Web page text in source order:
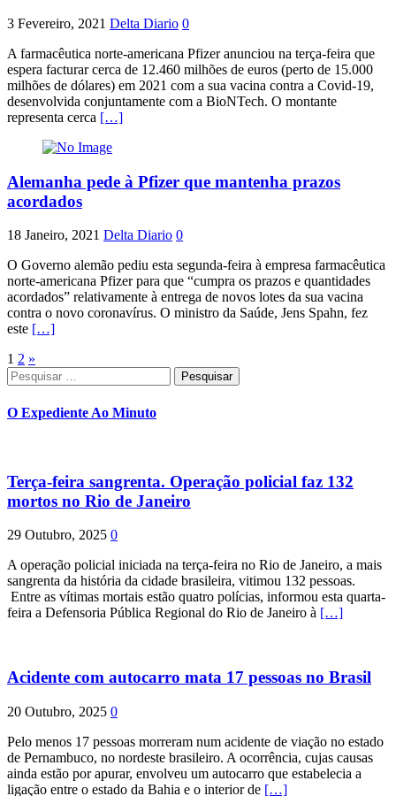
3 Fevereiro, 2021 Delta Diario 0
A farmacêutica norte-americana Pfizer anunciou na terça-feira que
espera facturar cerca de 12.460 milhões de euros (perto de 15.000
milhões de dólares) em 2021 com a sua vacina contra a Covid-19,
desenvolvida conjuntamente com a BioNTech. O montante
representa cerca […]
Alemanha pede à Pfizer que mantenha prazos
acordados
18 Janeiro, 2021 Delta Diario 0
O Governo alemão pediu esta segunda-feira à empresa farmacêutica
norte-americana Pfizer para que “cumpra os prazos e quantidades
acordados” relativamente à entrega de novos lotes da sua vacina
contra o novo coronavírus. O ministro da Saúde, Jens Spahn, fez
este […]
Paginação
dos
conteúdos
1 2 »
Pesquisar
por:
O Expediente Ao Minuto
Terça-feira sangrenta. Operação policial faz 132
mortos no Rio de Janeiro
29 Outubro, 2025 0
A operação policial iniciada na terça-feira no Rio de Janeiro, a mais
sangrenta da história da cidade brasileira, vitimou 132 pessoas.
Entre as vítimas mortais estão quatro polícias, informou esta quarta-
feira a Defensoria Pública Regional do Rio de Janeiro à […]
Acidente com autocarro mata 17 pessoas no Brasil
20 Outubro, 2025 0
Pelo menos 17 pessoas morreram num acidente de viação no estado
de Pernambuco, no nordeste brasileiro. A ocorrência, cujas causas
ainda estão por apurar, envolveu um autocarro que estabelecia a
ligação entre o estado da Bahia e o interior de […]